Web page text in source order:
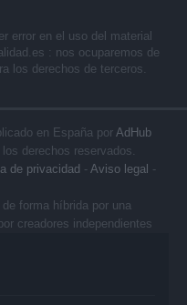
error en el uso del material
: nos ocuparemos de
los derechos de terceros.
en España por AdHub
derechos reservados.
de privacidad - Aviso legal -
forma híbrida por una
creadores independientes